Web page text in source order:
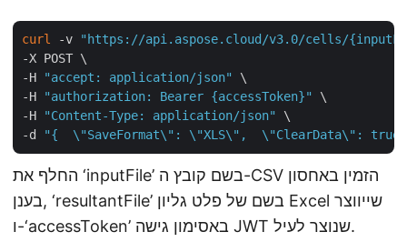
curl -v
"https://api.aspose.cloud/v3.0/cells/
-X POST \
-H
"accept: application/json"
\
-H
"authorization: Bearer {accessToken}"
\
-H
"Content-Type: application/json"
\
-d
"{  \"SaveFormat\": \"XLS\",  \"ClearData\": true,
החלף את ‘inputFile’ בשם קובץ ה-CSV הזמין באחסון
בענן, ‘resultantFile’ בשם של פלט גליון Excel שייווצר
ו-‘accessToken’ באסימון גישה JWT שנוצר לעיל.